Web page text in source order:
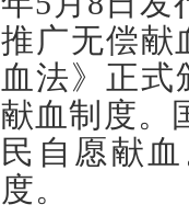
推广无偿献
血法》正式
献血制度。
民自愿献
度。